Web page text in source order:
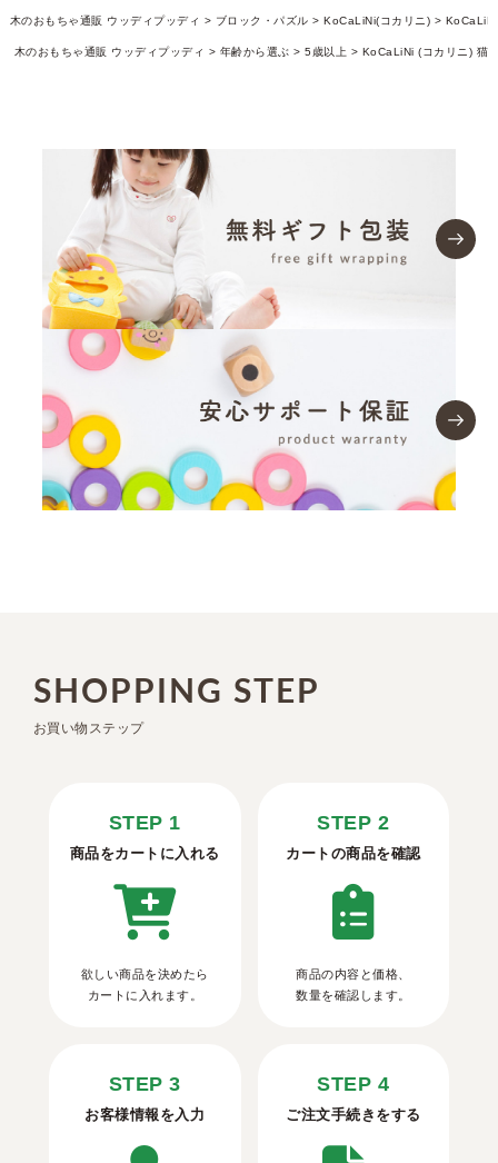
木のおもちゃ通販 ウッディプッディ ブロック・パズル KoCaLiNi(コカリニ)
木のおもちゃ通販 ウッディプッディ 年齢から選ぶ 5歳以上 KoCaLiNi (コカリニ) 猫
SHOPPING STEP
お買い物ステップ
STEP 1
商品をカートに入れる
欲しい商品を決めたら
カートに入れます。
STEP 2
カートの商品を確認
商品の内容と価格、
数量を確認します。
STEP 3
お客様情報を入力
STEP 4
ご注文手続きをする